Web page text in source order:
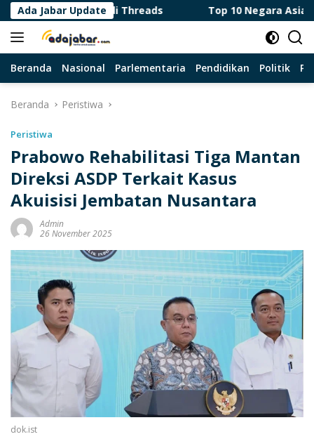
Langsung
ke
konten
Ada Jabar Update
Viral di Threads Top 10 Negara Asia Terbaik
Beranda Nasional Parlementaria Pendidikan Politik
Beranda Peristiwa
Peristiwa
Prabowo Rehabilitasi Tiga Mantan
Direksi ASDP Terkait Kasus
Akuisisi Jembatan Nusantara
Admin
26 November 2025
dok.ist